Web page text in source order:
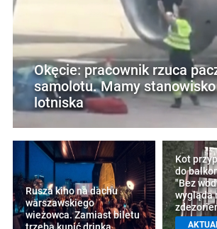
Okęcie: pracownik rzuca
samolotu. Mamy stanowisko
lotniska
Rusza kino na dachu
warszawskiego
wieżowca. Zamiast biletu
Kot
do
"Bez
wygląda